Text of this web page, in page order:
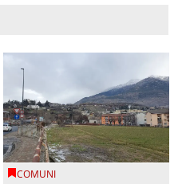
COMUNI